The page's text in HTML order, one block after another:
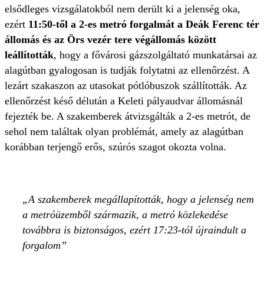
elsődleges vizsgálatokból nem derült ki a jelenség oka,
ezért 11:50-től a 2-es metró forgalmát a Deák Ferenc tér
állomás és az Örs vezér tere végállomás között
leállították, hogy a fővárosi gázszolgáltató munkatársai az
alagútban gyalogosan is tudják folytatni az ellenőrzést. A
lezárt szakaszon az utasokat pótlóbuszok szállították. Az
ellenőrzést késő délután a Keleti pályaudvar állomásnál
fejezték be. A szakemberek átvizsgálták a 2-es metrót, de
sehol nem találtak olyan problémát, amely az alagútban
korábban terjengő erős, szúrós szagot okozta volna.
A szakemberek megállapították, hogy a jelenség nem
a metróüzemből származik, a metró közlekedése
továbbra is biztonságos, ezért 17:23-tól újraindult a
forgalom